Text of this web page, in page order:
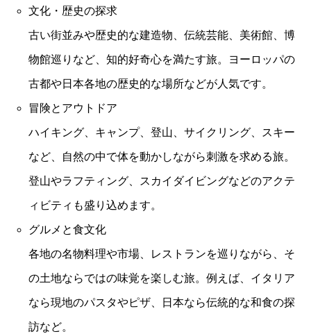
文化・歴史の探求
古い街並みや歴史的な建造物、伝統芸能、美術館、博
物館巡りなど、知的好奇心を満たす旅。ヨーロッパの
古都や日本各地の歴史的な場所などが人気です。
冒険とアウトドア
ハイキング、キャンプ、登山、サイクリング、スキー
など、自然の中で体を動かしながら刺激を求める旅。
登山やラフティング、スカイダイビングなどのアクテ
ィビティも盛り込めます。
グルメと食文化
各地の名物料理や市場、レストランを巡りながら、そ
の土地ならではの味覚を楽しむ旅。例えば、イタリア
なら現地のパスタやピザ、日本なら伝統的な和食の探
訪など。